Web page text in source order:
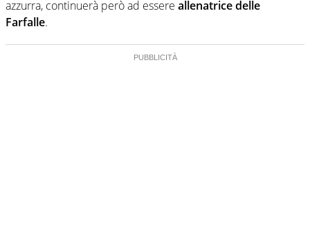
azzurra, continuerà però ad essere allenatrice delle
Farfalle.